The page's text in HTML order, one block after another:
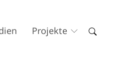
Projekte